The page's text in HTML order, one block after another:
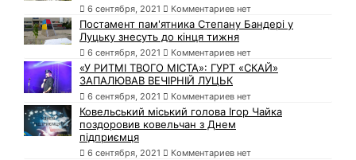
6 сентября, 2021 Комментариев нет
Постамент пам'ятника Степану Бандері у
Луцьку знесуть до кінця тижня
6 сентября, 2021 Комментариев нет
«У РИТМІ ТВОГО МІСТА»: ГУРТ «СКАЙ»
ЗАПАЛЮВАВ ВЕЧІРНІЙ ЛУЦЬК
6 сентября, 2021 Комментариев нет
Ковельський міський голова Ігор Чайка
поздоровив ковельчан з Днем
підприємця
6 сентября, 2021 Комментариев нет